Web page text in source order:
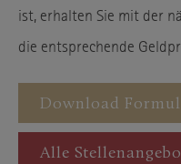
Cookie Laufzeit 6
ist, erhalten Sie mit der
die entsprechende
Download
Alle